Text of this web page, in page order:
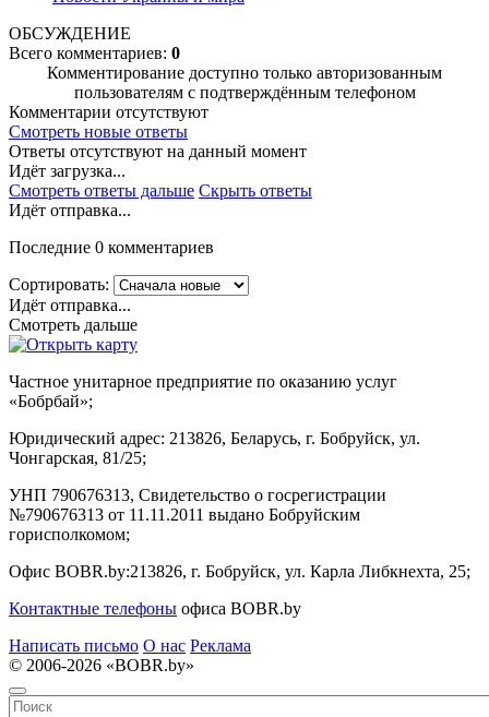
ОБСУЖДЕНИЕ
Всего комментариев: 0
Комментирование доступно только авторизованным
пользователям с подтверждённым телефоном
Комментарии отсутствуют
Смотреть новые ответы
Ответы отсутствуют на данный момент
Идёт загрузка...
Смотреть ответы дальше Скрыть ответы
Идёт отправка...
Последние 0 комментариев
Сортировать:
Идёт отправка...
Смотреть дальше
Частное унитарное предприятие по оказанию услуг
«Бобрбай»;
Юридический адрес: 213826, Беларусь, г. Бобруйск, ул.
Чонгарская, 81/25;
УНП 790676313, Свидетельство о госрегистрации
№790676313 от 11.11.2011 выдано Бобруйским
горисполкомом;
Офис BOBR.by:213826, г. Бобруйск, ул. Карла Либкнехта, 25;
Контактные телефоны офиса BOBR.by
Написать письмо О нас Реклама
© 2006-2026 «BOBR.by»